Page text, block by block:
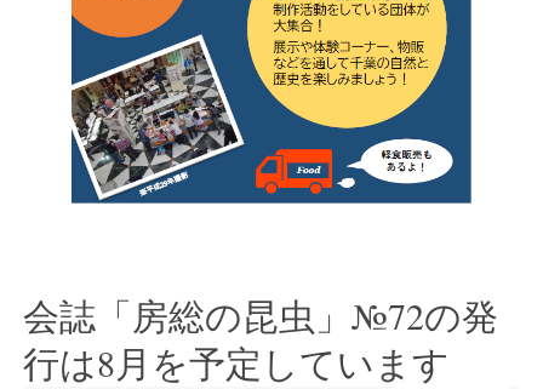
会誌「房総の昆虫」№72の発
行は8月を予定しています